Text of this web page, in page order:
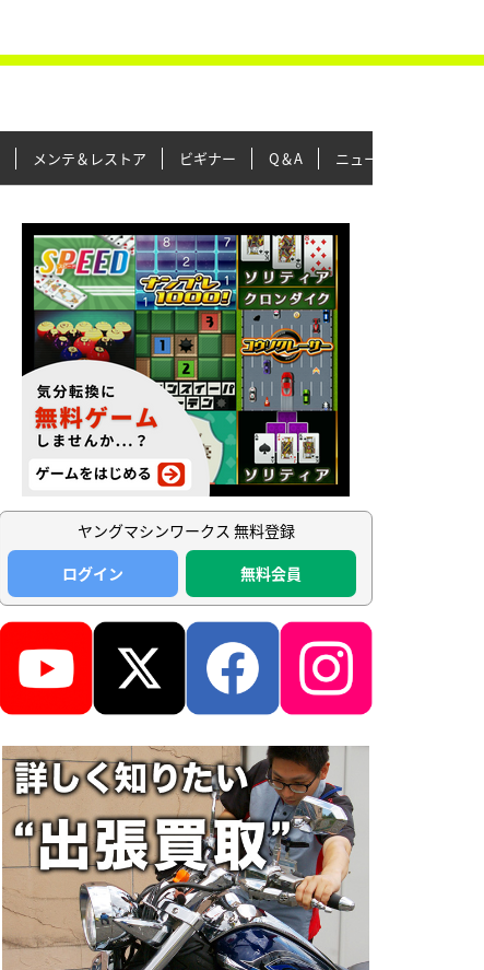
メンテ＆レストア ビギナー Q＆A ニュース＆トピックス
ヤングマシンワークス 無料登録
ログイン
無料会員